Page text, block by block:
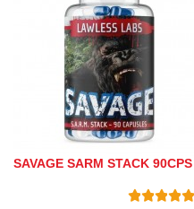
SAVAGE SARM STACK 90CPS